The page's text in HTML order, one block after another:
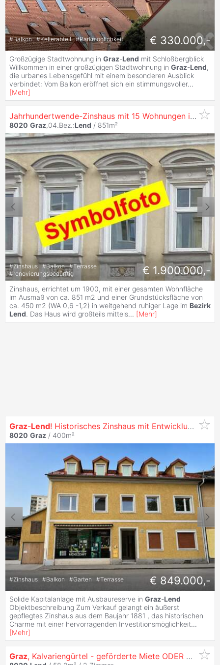
#Balkon #Kellerabteil #Parkmöglichkeit € 330.000,-
Großzügige Stadtwohnung in Graz-Lend mit Schloßbergblick
Willkommen in einer großzügigen Stadtwohnung in Graz-Lend,
die urbanes Lebensgefühl mit einem besonderen Ausblick
verbindet: Vom Balkon eröffnet sich ein stimmungsvoller...
[Mehr]
Jahrhundertwende-Zinshaus mit 15 Wohnungen im
8020 Graz,04.Bez.:Lend / 851m²
#Zinshaus #Balkon #Terrasse
#renovierungsbedürftig € 1.900.000,-
Zinshaus, errichtet um 1900, mit einer gesamten Wohnfläche
im Ausmaß von ca. 851 m2 und einer Grundstücksfläche von
ca. 450 m2 (WA 0,6 -1,2) in weitgehend ruhiger Lage im Bezirk
Lend. Das Haus wird großteils mittels... [Mehr]
Graz-Lend! Historisches Zinshaus mit Entwicklungspotenzial!
8020 Graz / 400m²
#Zinshaus #Balkon #Garten #Terrasse € 849.000,-
Solide Kapitalanlage mit Ausbaureserve in Graz-Lend
Objektbeschreibung Zum Verkauf gelangt ein äußerst
gepflegtes Zinshaus aus dem Baujahr 1881 , das historischen
Charme mit einer hervorragenden Investitionsmöglichkeit...
[Mehr]
Graz, Kalvariengürtel - geförderte Miete ODER geförderte Miete mit Kaufoption - 2 Zimmer